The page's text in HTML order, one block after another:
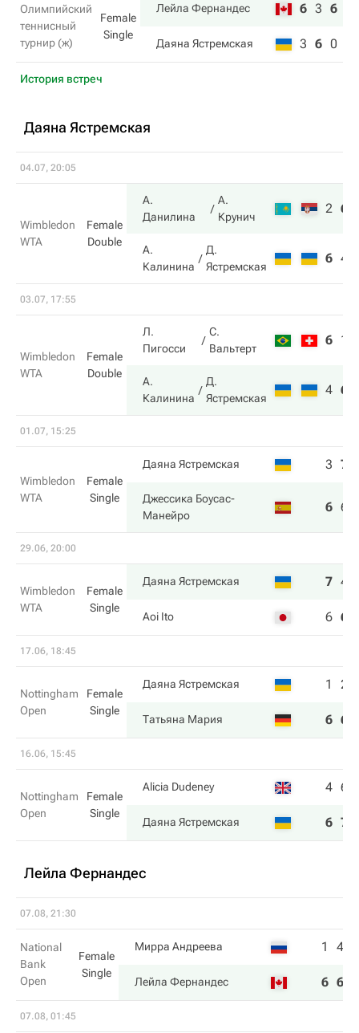
Олимпийский
теннисный
турнир (ж)
Female
Single
Лейла Фернандес 6 3 6
Даяна Ястремская 3 6 0
История встреч
Даяна Ястремская
04.07, 20:05
Wimbledon
WTA
Female
Double
А.
Данилина
А.
Крунич
2 6
А.
Калинина
Д.
Ястремская
6 4
03.07, 17:55
Wimbledon
WTA
Female
Double
Л.
Пигосси
С.
Вальтерт
6 1
А.
Калинина
Д.
Ястремская
4 6
01.07, 15:25
Wimbledon
WTA
Female
Single
Даяна Ястремская 3 7
Джессика Боусас-
Манейро
6 6
29.06, 20:00
Wimbledon
WTA
Female
Single
Даяна Ястремская 7 4
Aoi Ito 6 6
17.06, 18:45
Nottingham
Open
Female
Single
Даяна Ястремская 1 2
Татьяна Мария 6 6
16.06, 15:45
Nottingham
Open
Female
Single
Alicia Dudeney 4 6
Даяна Ястремская 6 7
Лейла Фернандес
07.08, 21:30
National
Bank
Open
Female
Single
Мирра Андреева 1 4
Лейла Фернандес 6 6
07.08, 01:45